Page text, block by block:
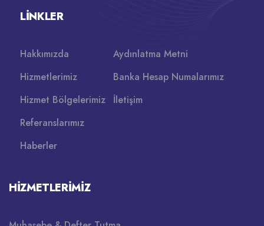
LINKLER
Hakkımızda
Hizmetlerimiz
Hizmet Bölgelerimiz
Referanslarımız
Haberler
Aydınlatma Metni
Banka Hesap Numalarımız
İletişim
HIZMETLERIMIZ